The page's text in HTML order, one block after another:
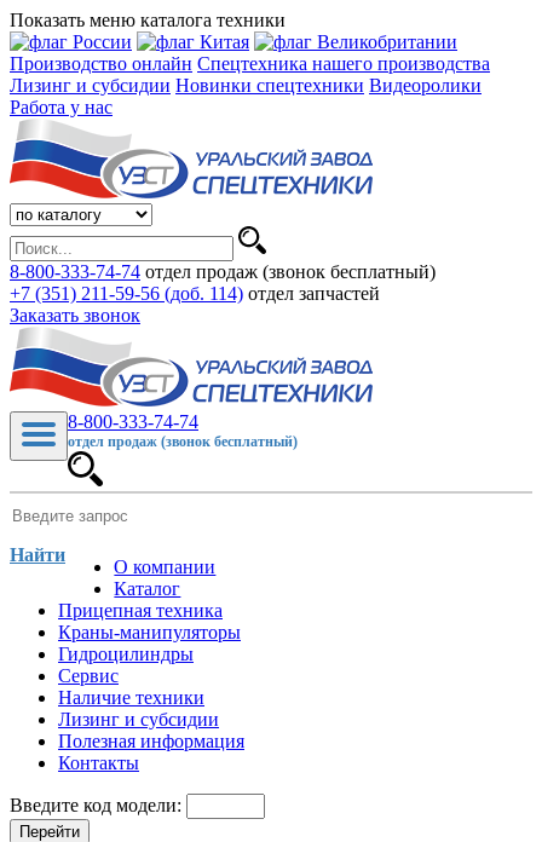
Показать меню каталога техники
Производство онлайн Спецтехника нашего производства
Лизинг и субсидии Новинки спецтехники Видеоролики
Работа у нас
8-800-333-74-74 отдел продаж (звонок бесплатный)
+7 (351) 211-59-56 (доб. 114) отдел запчастей
Заказать звонок
8-800-333-74-74
отдел продаж (звонок бесплатный)
Найти
О компании
Каталог
Прицепная техника
Краны-манипуляторы
Гидроцилиндры
Сервис
Наличие техники
Лизинг и субсидии
Полезная информация
Контакты
Введите код модели:
Перейти